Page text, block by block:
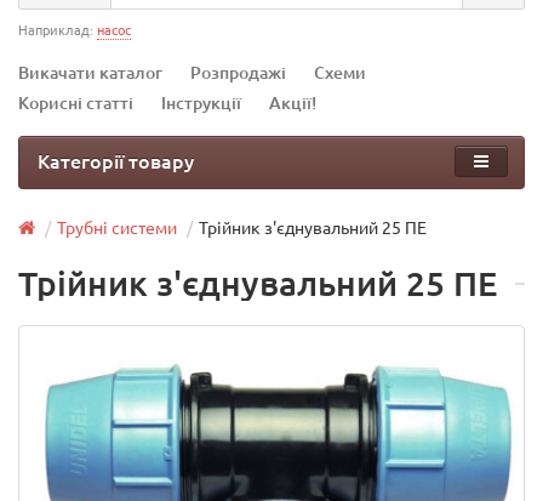
Наприклад: насос
Викачати каталог Розпродажі
Схеми
Корисні статті
Інструкції Акції!
Категорії товару
Трубні системи Трійник з'єднувальний 25 ПЕ
Трійник з'єднувальний 25 ПЕ